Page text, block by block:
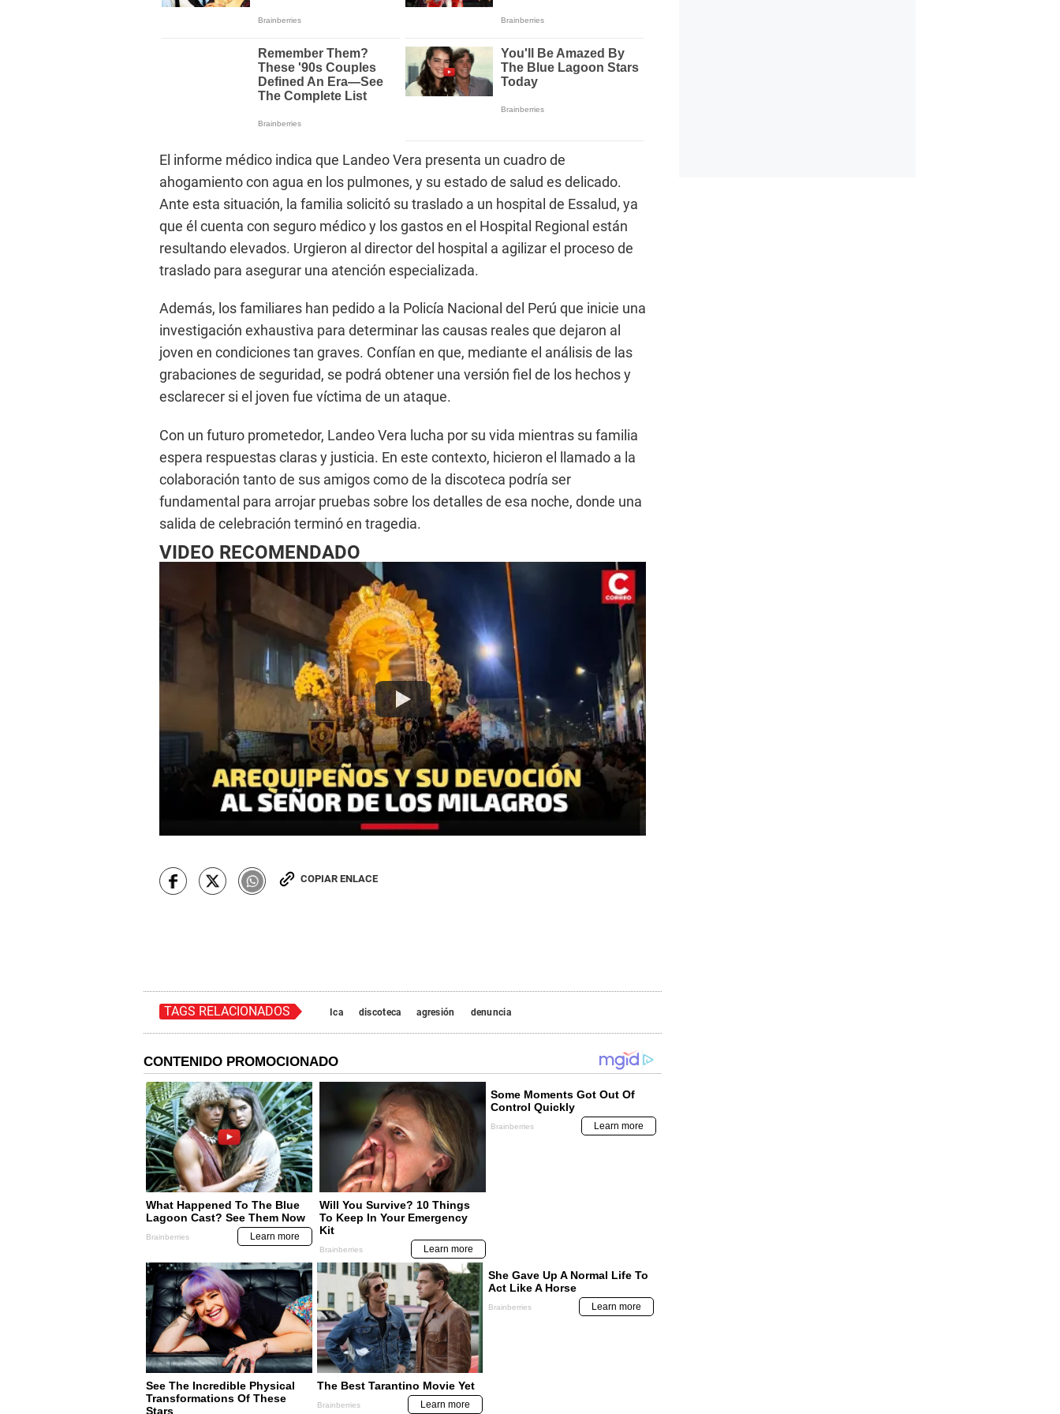
El informe médico indica que Landeo Vera presenta un cuadro de
ahogamiento con agua en los pulmones, y su estado de salud es delicado.
Ante esta situación, la familia solicitó su traslado a un hospital de Essalud, ya
que él cuenta con seguro médico y los gastos en el Hospital Regional están
resultando elevados. Urgieron al director del hospital a agilizar el proceso de
traslado para asegurar una atención especializada.
Además, los familiares han pedido a la Policía Nacional del Perú que inicie una
investigación exhaustiva para determinar las causas reales que dejaron al
joven en condiciones tan graves. Confían en que, mediante el análisis de las
grabaciones de seguridad, se podrá obtener una versión fiel de los hechos y
esclarecer si el joven fue víctima de un ataque.
Con un futuro prometedor, Landeo Vera lucha por su vida mientras su familia
espera respuestas claras y justicia. En este contexto, hicieron el llamado a la
colaboración tanto de sus amigos como de la discoteca podría ser
fundamental para arrojar pruebas sobre los detalles de esa noche, donde una
salida de celebración terminó en tragedia.
VIDEO RECOMENDADO
COPIAR ENLACE
TAGS RELACIONADOS Ica discoteca agresión denuncia